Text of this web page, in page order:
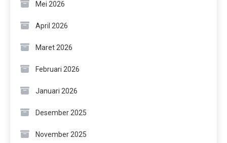
Mei 2026
April 2026
Maret 2026
Februari 2026
Januari 2026
Desember 2025
November 2025